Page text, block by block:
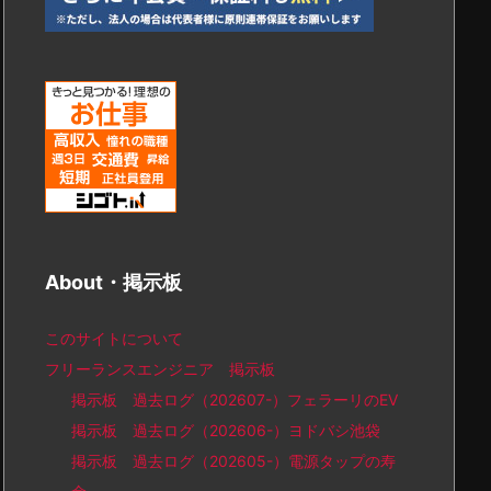
About・掲示板
このサイトについて
フリーランスエンジニア 掲示板
掲示板 過去ログ（202607-）フェラーリのEV
掲示板 過去ログ（202606-）ヨドバシ池袋
掲示板 過去ログ（202605-）電源タップの寿